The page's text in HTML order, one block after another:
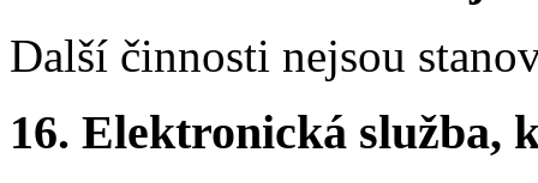
Další činnosti nejsou
16. Elektronická služba,